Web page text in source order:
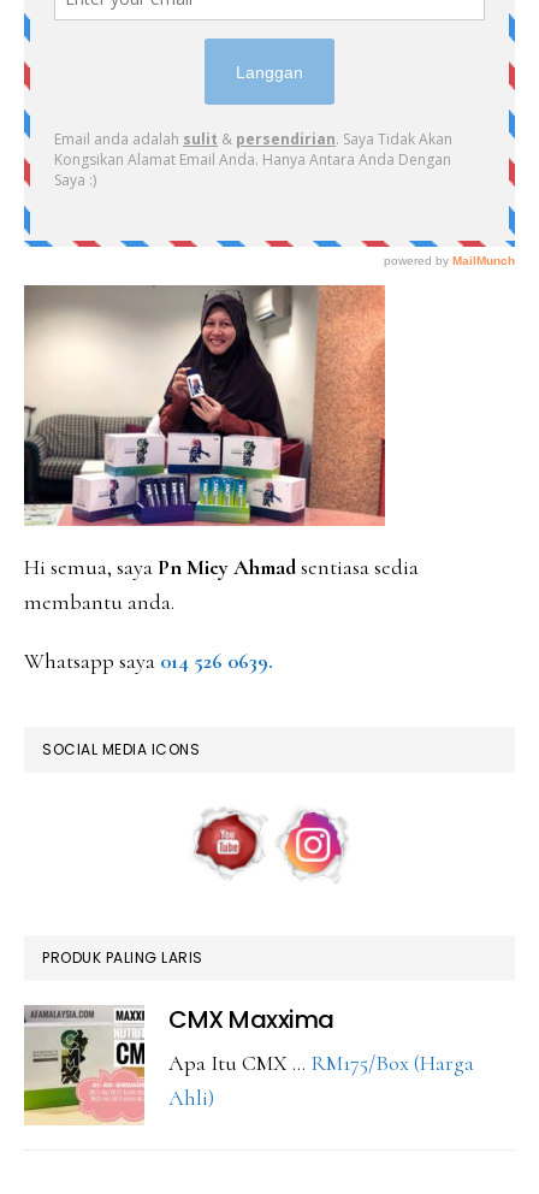
PRIMARY
SIDEBAR
Hi semua, saya Pn Miey Ahmadsentiasa sedia
membantu anda.
Whatsapp saya 014 526 0639.
SOCIAL MEDIA ICONS
PRODUK PALING LARIS
CMX Maxxima
Apa Itu CMX … RM175/Box (Harga
Ahli)